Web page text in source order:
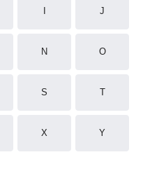
J
N O
S T
X Y